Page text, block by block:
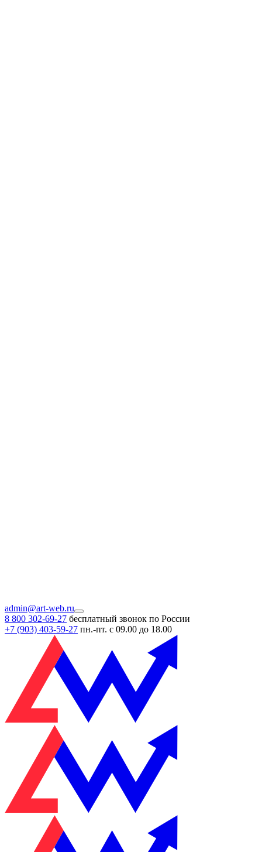
admin@art-web.ru
8 800 302-69-27 бесплатный звонок по России
+7 (903) 403-59-27 пн.-пт. с 09.00 до 18.00